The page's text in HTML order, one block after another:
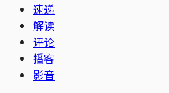
速递
解读
评论
播客
影音